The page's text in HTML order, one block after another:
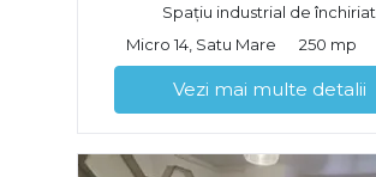
Spațiu industrial de închiriat
Micro 14, Satu Mare
250 mp
Vezi mai multe detalii